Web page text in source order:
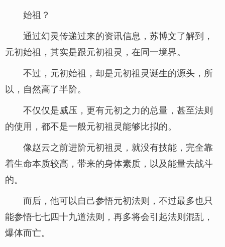
始祖？
通过幻灵传递过来的资讯信息，苏博文了解到，
元初始祖，其实是跟元初祖灵，在同一境界。
不过，元初始祖，却是元初祖灵诞生的源头，所
以，自然高了半阶。
不仅仅是威压，更有元初之力的总量，甚至法则
的使用，都不是一般元初祖灵能够比拟的。
像赵云之前进阶元初祖灵，就没有技能，完全靠
着生命本质较高，带来的身体素质，以及能量去战斗
的。
而后，他可以自己参悟元初法则，不过最多也只
能参悟七七四十九道法则，再多将会引起法则混乱，
爆体而亡。